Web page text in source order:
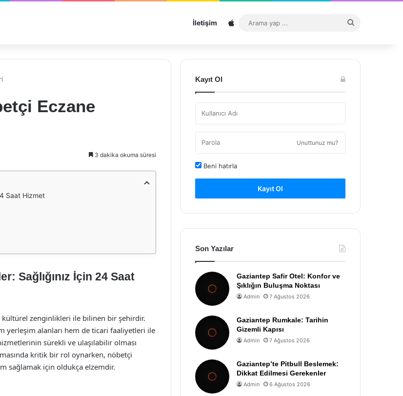
İletişim Sitemap
...
Eczane
3 dakika okuma süresi
Saat Hizmet
Sağlığınız İçin 24 Saat
kültürel zenginlikleri ile bilinen bir şehirdir.
yerleşim alanları hem de ticari faaliyetleri ile
sürekli ve ulaşılabilir olması
kritik bir rol oynarken, nöbetçi
sağlamak için oldukça elzemdir.
Kayıt Ol
Unuttunuz mu?
Beni hatırla
Kayıt Ol
Son Yazılar
Gaziantep Safir Otel: Konfor ve
Şıklığın Buluşma Noktası
Admin 7 Ağustos 2026
Gaziantep Rumkale: Tarihin
Gizemli Kapısı
Admin 7 Ağustos 2026
Gaziantep’te Pitbull Beslemek:
Dikkat Edilmesi Gerekenler
Admin 6 Ağustos 2026